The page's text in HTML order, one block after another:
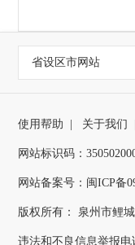
省设区市网站
使用帮助 | 关于我们
网站标识码：
网站备案号：闽ICP备
版权所有： 泉州市鲤
违法和不良信息举报电